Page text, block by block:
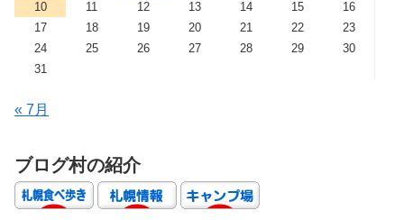
10
11 12 13 14 15
16
17
18 19 20 21 22
23
24
25 26 27 28 29
30
31
« 7月
ブログ村の紹介